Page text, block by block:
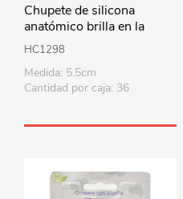
Chupete de silicona
anatómico brilla en la
oscuridad, en estuche
esterilizador, en blister MI-
K, 2 colores
HC1298
Medida: 5.5cm
Cantidad por caja: 36